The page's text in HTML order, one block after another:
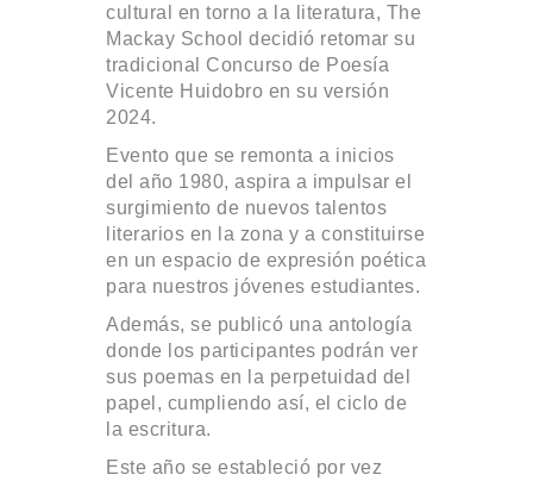
cultural en torno a la literatura, The
Mackay School decidió retomar su
tradicional Concurso de Poesía
Vicente Huidobro en su versión
2024.
Evento que se remonta a inicios
del año 1980, aspira a impulsar el
surgimiento de nuevos talentos
literarios en la zona y a constituirse
en un espacio de expresión poética
para nuestros jóvenes estudiantes.
Además, se publicó una antología
donde los participantes podrán ver
sus poemas en la perpetuidad del
papel, cumpliendo así, el ciclo de
la escritura.
Este año se estableció por vez